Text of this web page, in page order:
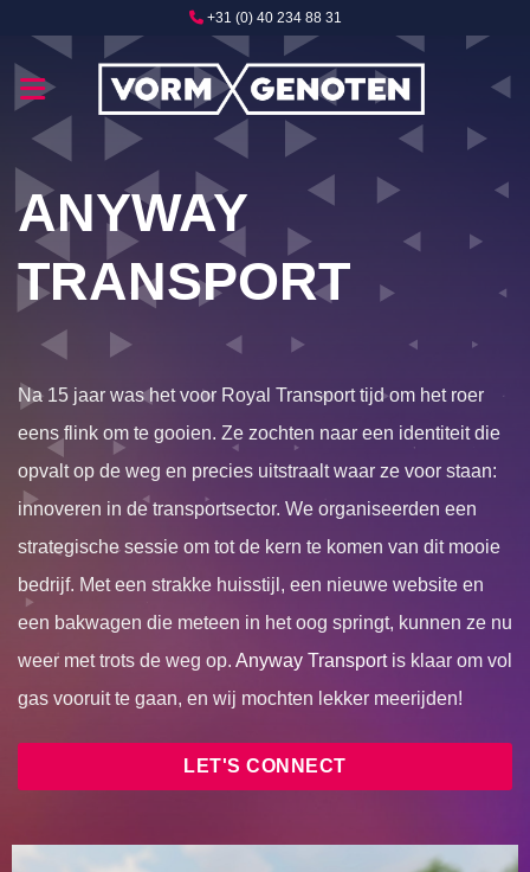
inhoud
+31 (0) 40 234 88 31
ANYWAY
TRANSPORT
Na 15 jaar was het voor Royal Transport tijd om het roer
eens flink om te gooien. Ze zochten naar een identiteit die
opvalt op de weg en precies uitstraalt waar ze voor staan:
innoveren in de transportsector. We organiseerden een
strategische sessie om tot de kern te komen van dit mooie
bedrijf. Met een strakke huisstijl, een nieuwe website en
een bakwagen die meteen in het oog springt, kunnen ze nu
weer met trots de weg op. Anyway Transportis klaar om vol
gas vooruit te gaan, en wij mochten lekker meerijden!
LET'S CONNECT